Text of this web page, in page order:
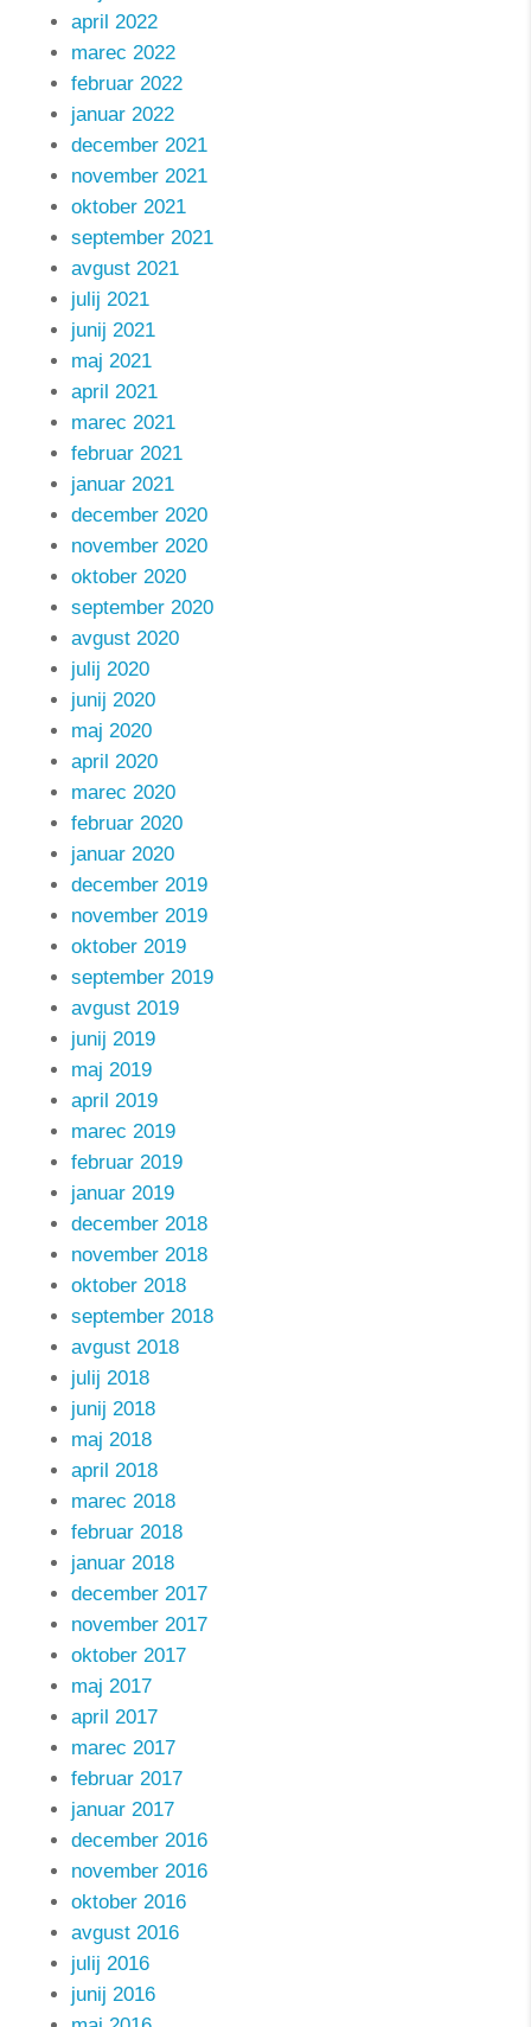
april 2022
marec 2022
februar 2022
januar 2022
december 2021
november 2021
oktober 2021
september 2021
avgust 2021
julij 2021
junij 2021
maj 2021
april 2021
marec 2021
februar 2021
januar 2021
december 2020
november 2020
oktober 2020
september 2020
avgust 2020
julij 2020
junij 2020
maj 2020
april 2020
marec 2020
februar 2020
januar 2020
december 2019
november 2019
oktober 2019
september 2019
avgust 2019
junij 2019
maj 2019
april 2019
marec 2019
februar 2019
januar 2019
december 2018
november 2018
oktober 2018
september 2018
avgust 2018
julij 2018
junij 2018
maj 2018
april 2018
marec 2018
februar 2018
januar 2018
december 2017
november 2017
oktober 2017
maj 2017
april 2017
marec 2017
februar 2017
januar 2017
december 2016
november 2016
oktober 2016
avgust 2016
julij 2016
junij 2016